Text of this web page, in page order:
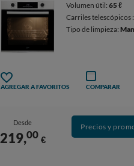
Volumen útil:65 ℓ
Carriles telescópicos
Tipo de limpieza:
AGREGAR A FAVORITOS COMPARAR
Desde
219,00 €
Precios y